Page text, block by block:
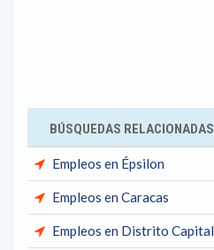
BÚSQUEDAS RELACIONADAS
Empleos en Épsilon
Empleos en Caracas
Empleos en Distrito Capital